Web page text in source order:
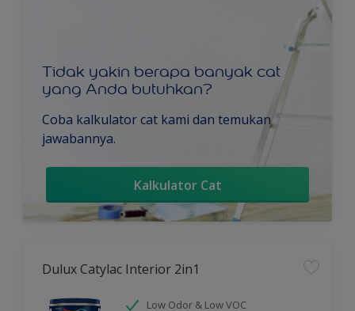
Tidak yakin berapa banyak cat
yang Anda butuhkan?
Coba kalkulator cat kami dan temukan
jawabannya.
Kalkulator Cat
Dulux Catylac Interior 2in1
Low Odor & Low VOC